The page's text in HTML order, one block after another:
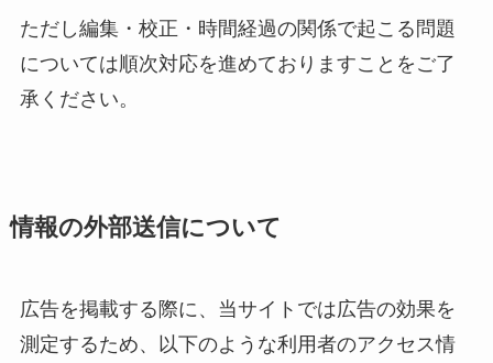
ただし編集・校正・時間経過の関係で起こる問題
については順次対応を進めておりますことをご了
承ください。
情報の外部送信について
広告を掲載する際に、当サイトでは広告の効果を
測定するため、以下のような利用者のアクセス情